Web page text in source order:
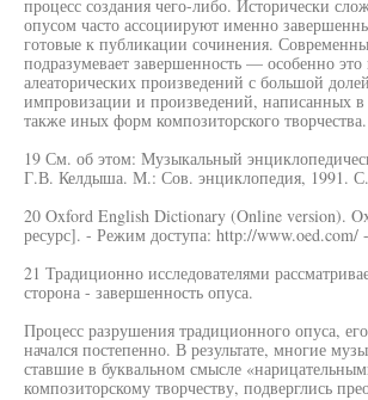
процесс создания чего-либо. Исторически
опусом часто ассоциируют именно
готовые к публикации сочинения.
подразумевает завершенность — особенно это
алеаторических произведений с большой
импровизации и произведений, написанных
также иных форм композиторского творчества.
19 См. об этом: Музыкальный
Г.В. Келдыша. М.: Сов. энциклопедия, 1991.
20 Oxford English Dictionary (Online version).
ресурс]. - Режим доступа: http://www.oed.com/
21 Традиционно исследователями
сторона - завершенность опуса.
Процесс разрушения традиционного опуса,
начался постепенно. В результате, многие
ставшие в буквальном смысле
композиторскому творчеству, подверглись